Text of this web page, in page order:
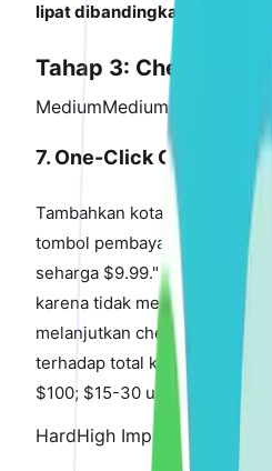
lipat dibandingkan aturan
Tahap 3: Checkout
MediumMedium Impact
7. One-Click Order Bump
Tambahkan kotak centang
tombol pembayaran: "Ya,
seharga $9.99." Order bump
karena tidak memerlukan
melanjutkan checkout.
terhadap total keranjang ($5-
$100; $15-30 untuk
HardHigh Impact